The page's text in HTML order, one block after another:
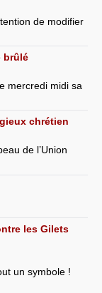
de modifier
brûlé
mercredi midi sa
chrétien
de l’Union
les Gilets
un symbole !